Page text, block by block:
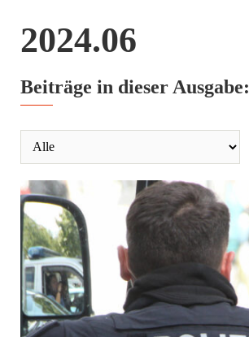
2024.06
Beiträge in dieser Ausgabe: